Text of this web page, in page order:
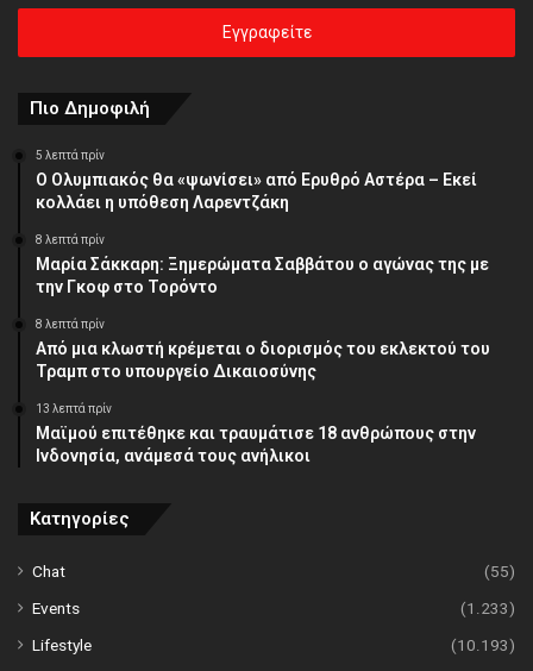
ηλεκτρονική
διεύθυνση
Πιο Δημοφιλή
5 λεπτά πρίν
Ο Ολυμπιακός θα «ψωνίσει» από Ερυθρό Αστέρα – Εκεί
κολλάει η υπόθεση Λαρεντζάκη
8 λεπτά πρίν
Μαρία Σάκκαρη: Ξημερώματα Σαββάτου ο αγώνας της με
την Γκοφ στο Τορόντο
8 λεπτά πρίν
Από μια κλωστή κρέμεται ο διορισμός του εκλεκτού του
Τραμπ στο υπουργείο Δικαιοσύνης
13 λεπτά πρίν
Μαϊμού επιτέθηκε και τραυμάτισε 18 ανθρώπους στην
Ινδονησία, ανάμεσά τους ανήλικοι
Κατηγορίες
Chat
(55)
Events
(1.233)
Lifestyle
(10.193)